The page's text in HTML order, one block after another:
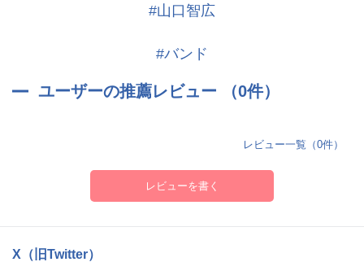
#山口智広
#バンド
ユーザーの推薦レビュー （0件）
レビュー一覧（0件）
レビューを書く
X（旧Twitter）